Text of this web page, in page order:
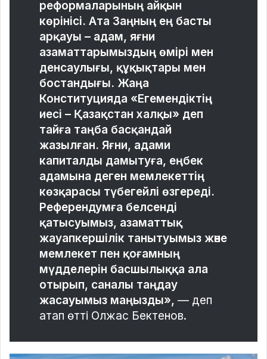
реформаларының айқын
көрінісі. Ата Заңның ең басты
арқауы – адам, яғни
азаматтарымыздың өмірі мен
денсаулығы, құқықтары мен
бостандығы. Жаңа
Конституцияда «Егемендіктің
иесі – Қазақстан халқы» деп
тайға таңба басқандай
жазылған. Яғни, адами
капиталды дамытуға, еңбек
адамына деген мемлекеттің
көзқарасы түбегейлі өзгереді.
Референдумға белсенді
қатысуымыз, азаматтық
жауапкершілік танытуымыз және
мемлекет пен қоғамның
мүдделерін басшылыққа ала
отырып, саналы таңдау
жасауымыз маңызды», — деп
атап өтті Олжас Бектенов.